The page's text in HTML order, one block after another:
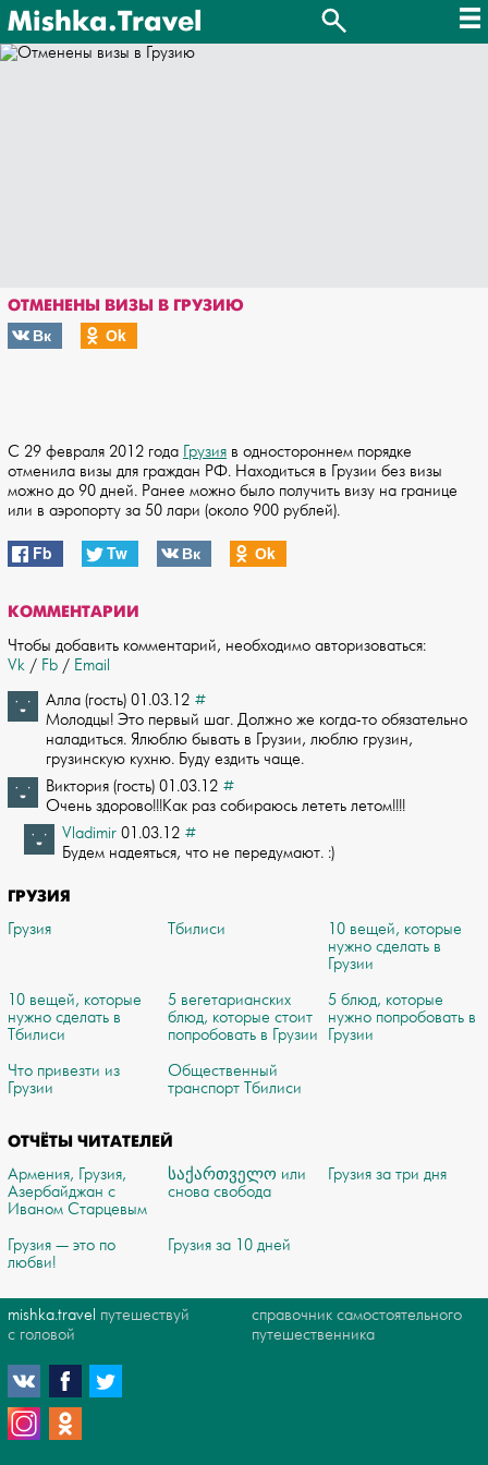
Mishka.Travel
ОТМЕНЕНЫ ВИЗЫ В ГРУЗИЮ
Вк
Оk
С 29 февраля 2012 года Грузия в одностороннем порядке
отменила визы для граждан РФ. Находиться в Грузии без визы
можно до 90 дней. Ранее можно было получить визу на границе
или в аэропорту за 50 лари (около 900 рублей).
Fb Tw Вк Оk
КОММЕНТАРИИ
Чтобы добавить комментарий, необходимо авторизоваться:
Vk / Fb / Email
Алла (гость) 01.03.12 #
Молодцы! Это первый шаг. Должно же когда-то обязательно
наладиться. Ялюблю бывать­ в Грузии, люблю грузин,
грузинскую кухню. Буду ездить чаще.
Виктория (гость) 01.03.12 #
Очень здорово!!!Как раз собираюсь лететь летом!!!!
Vladimir 01.03.12 #
Будем надеяться, что не передумают. :)
ГРУЗИЯ
Грузия Тбилиси
10 вещей, которые
нужно сделать в
Грузии
10 вещей, которые
нужно сделать в
Тбилиси
5 вегетарианских
блюд, которые стоит
попробовать в Грузии
5 блюд, которые
нужно попробовать в
Грузии
Что привезти из
Грузии
Общественный
транспорт Тбилиси
ОТЧЁТЫ ЧИТАТЕЛЕЙ
Армения, Грузия,
Азербайджан с
Иваном Старцевым
საქართველო или
снова свобода
Грузия за три дня
Грузия — это по
любви!
Грузия за 10 дней
mishka.travel путешествуй
с головой
справочник самостоятельного
путешественника